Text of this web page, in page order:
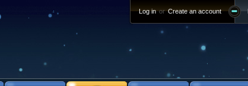
Log in or Create an account